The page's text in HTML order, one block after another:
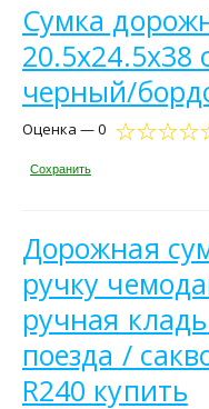
Сумка
20.5х24.5х38
черный/
Оценка — 0
Сохранить
Дорожная
ручку
ручная
поезда /
R240 купить